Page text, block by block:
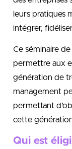
leurs pratiques
intégrer,
Ce séminaire
permettre aux
génération de
management
permettant
cette
Qui est